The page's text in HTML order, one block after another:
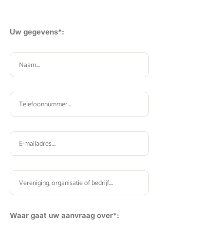
Uw gegevens*:
Waar gaat uw aanvraag over*: